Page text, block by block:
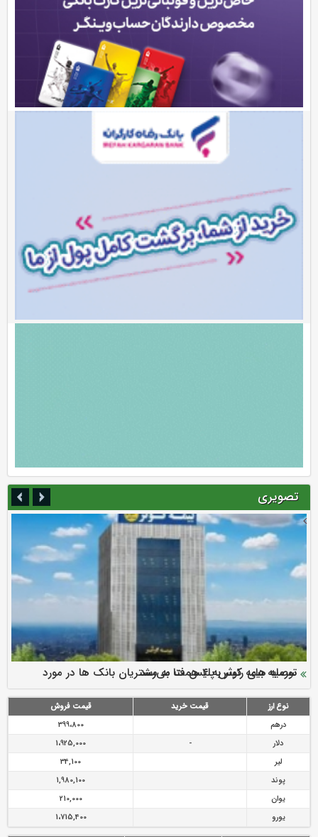
تصویری
ارزش سهام عدالت بالا رفت
سرمایه بیمه کوثر به ۴ همت می‌رسد
نود ثانیه با فولاد سنگان
تقدیر دبیرکل سندیکای بیمه گران ایران از اقدامات مدیرعامل بیمه
رازی
توصیه های رئیس پلیس فتا به مشتریان بانک ها در مورد
پیشگیری از سرقت های مجازی
نوع ارز قیمت خرید
قیمت فروش
درهم
399،800
دلار
-
1،925,000
لیر
34,100
پوند
1,980,100
یوان
210,000
یورو
1،715,400